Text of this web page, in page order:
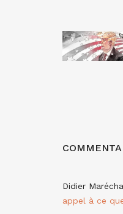
Didier
appel à ce